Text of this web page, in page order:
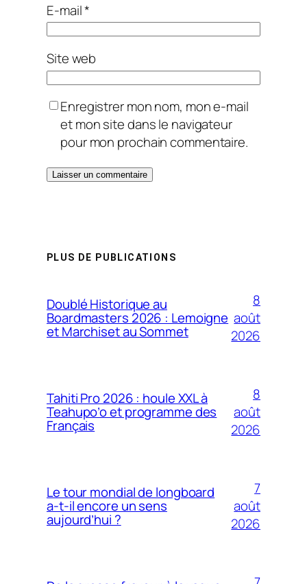
E-mail*
Site web
Enregistrer mon nom, mon e-mail
et mon site dans le navigateur
pour mon prochain commentaire.
PLUS DE PUBLICATIONS
Doublé Historique au
Boardmasters 2026 : Lemoigne
et Marchiset au Sommet
8
août
2026
Tahiti Pro 2026 : houle XXL à
Teahupo’o et programme des
Français
8
août
2026
Le tour mondial de longboard
a-t-il encore un sens
aujourd’hui ?
7
août
2026